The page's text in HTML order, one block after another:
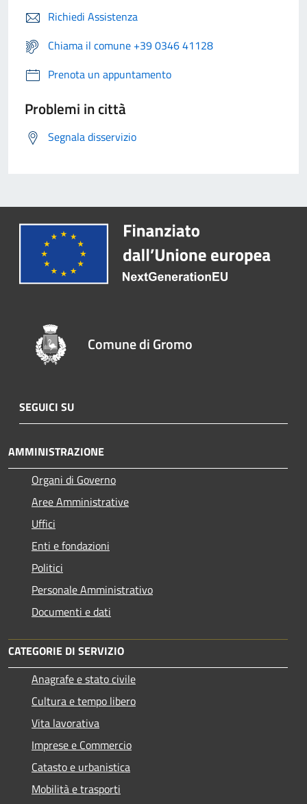
Richiedi Assistenza
Chiama il comune +39 0346 41128
Prenota un appuntamento
Problemi in città
Segnala disservizio
Comune di Gromo
SEGUICI SU
AMMINISTRAZIONE
Organi di Governo
Aree Amministrative
Uffici
Enti e fondazioni
Politici
Personale Amministrativo
Documenti e dati
CATEGORIE DI SERVIZIO
Anagrafe e stato civile
Cultura e tempo libero
Vita lavorativa
Imprese e Commercio
Catasto e urbanistica
Mobilità e trasporti